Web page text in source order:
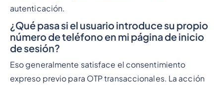
autenticación.
¿Qué pasa si el usuario introduce su propio
número de teléfono en mi página de inicio
de sesión?
Eso generalmente satisface el consentimiento
expreso previo para OTP transaccionales. La acción